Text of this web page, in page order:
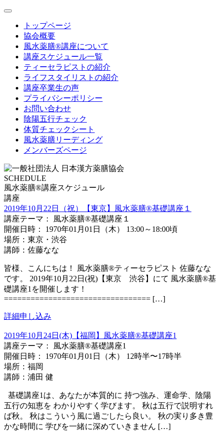
toggle
navigationトップページ
協会概要
風水薬膳®講座について
講座スケジュール一覧
ティーセラピストの紹介
ライフスタイリストの紹介
講座卒業生の声
プライバシーポリシー
お問い合わせ
陰陽五行チェック
体質チェックシート
風水薬膳リーディング
メンバーズページ
SCHEDULE
風水薬膳®講座スケジュール
講座
2019年10月22日（祝）【東京】風水薬膳®基礎講座１
講座テーマ： 風水薬膳®基礎講座１
開催日時： 1970年01月01日（木） 13:00～18:00頃
場所：東京・渋谷
講師：佐藤なな
皆様、こんにちは！ 風水薬膳®️ティーセラピスト 佐藤なな
です。 2019年10月22日(祝)【東京 渋谷】にて 風水薬膳®️基
礎講座1を開催します！
================================= […]
詳細申し込み
2019年10月24日(木)【福岡】風水薬膳®︎基礎講座1
講座テーマ： 風水薬膳®︎基礎講座1
開催日時： 1970年01月01日（木） 12時半〜17時半
場所：福岡
講師：浦田 健
基礎講座1は、あなたが本質的に 持つ強み、運命学、陰陽
五行の知恵を わかりやすく学びます。 秋は五行で説明すれ
ば秋。 秋はこういう風に過ごしたら良い。 秋の実り多き豊
かな時間に 学びを一緒に深めていきません […]